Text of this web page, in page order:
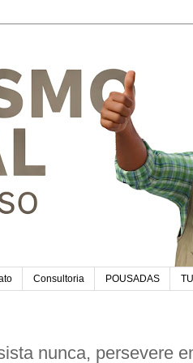
Consultoria POUSADAS
nunca, persevere